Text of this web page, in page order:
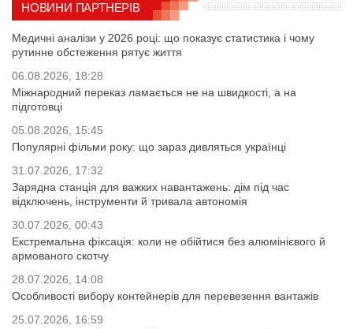
НОВИНИ ПАРТНЕРІВ
Медичні аналізи у 2026 році: що показує статистика і чому
рутинне обстеження рятує життя
06.08.2026, 18:28
Міжнародний переказ ламається не на швидкості, а на
підготовці
05.08.2026, 15:45
Популярні фільми року: що зараз дивляться українці
31.07.2026, 17:32
Зарядна станція для важких навантажень: дім під час
відключень, інструменти й тривала автономія
30.07.2026, 00:43
Екстремальна фіксація: коли не обійтися без алюмінієвого й
армованого скотчу
28.07.2026, 14:08
Особливості вибору контейнерів для перевезення вантажів
25.07.2026, 16:59